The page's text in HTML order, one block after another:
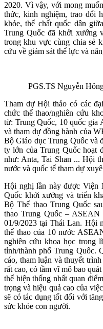
2020. Vì vậy, với mong
thức, kinh nghiệm, trao đổi
khỏe, thể chất quốc dân
Trung Quốc đã khởi xướng
trong khu vực cùng chia sẻ
cứu về giám sát thể lực và
PGS.TS Nguyễn
Tham dự Hội thảo có các
chức thể thao/nghiên cứu
từ: Trung Quốc, 10 quốc gia
và tham dự đồng hành của
Bộ Giáo dục Trung Quốc và
ty lớn của Trung Quốc hoạt
như: Anta, Tai Shan ... Hội
nước và quốc tế tham dự
Hội nghị lần này được Viện
Quốc khởi xướng và triển
Bộ Thể thao Trung Quốc
thao Trung Quốc –
01/9/2023 tại Thái Lan. Hội
thể thao của 10 nước
nghiên cứu khoa học trong
tỉnh/thành phố Trung Quốc.
cáo, tham luận và thuyết
rất cao, có tầm vĩ mô bao
thể hiện thống nhất quan
trọng và hiệu quả cao của
sẽ có tác dụng tốt đối với
sức khỏe con người.